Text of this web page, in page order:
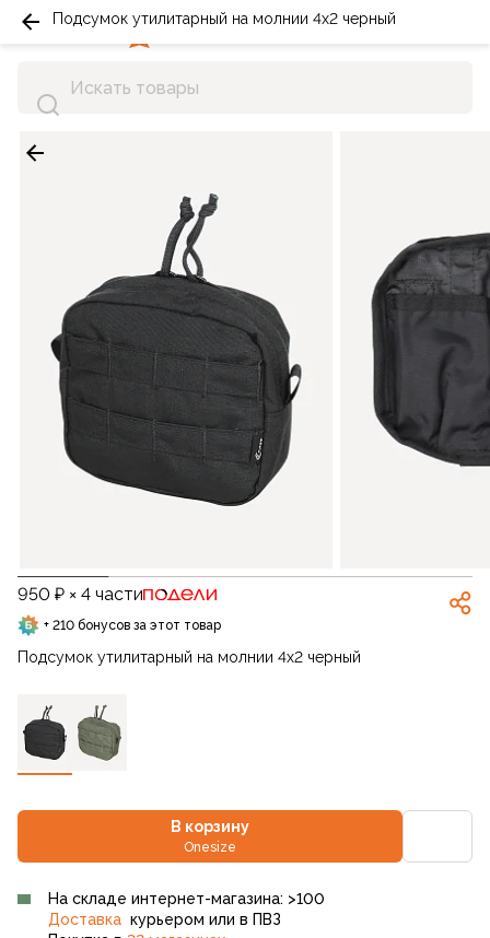
950 ₽ × 4 части
+ 210 бонусов за этот товар
Подсумок утилитарный на молнии 4x2 черный
В корзину
Onesize
На складе интернет-магазина: >100
Доставка курьером или в ПВЗ
Подсумок утилитарный на молнии 4x2 черный